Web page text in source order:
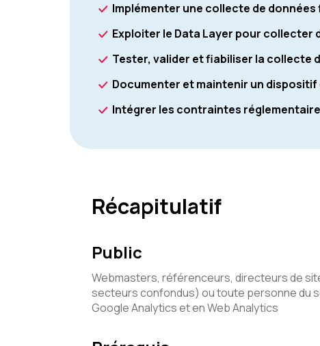
Implémenter une collecte de
Exploiter le Data Layer pour collecter
Tester, valider et fiabiliser la collecte
Documenter et maintenir un
Intégrer les contraintes
Récapitulatif
Public
Webmasters, référenceurs, directeurs de
secteurs confondus) ou toute personne du
Google Analytics et en Web Analytics